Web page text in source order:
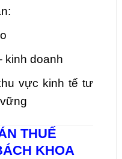
kinh doanh
vực kinh tế tư
THUẾ
KHOA